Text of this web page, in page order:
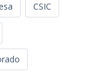
CSIC